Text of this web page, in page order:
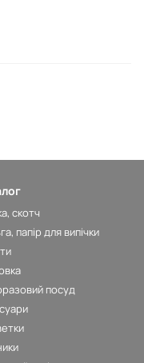
скотч
папір для випічки
посуд